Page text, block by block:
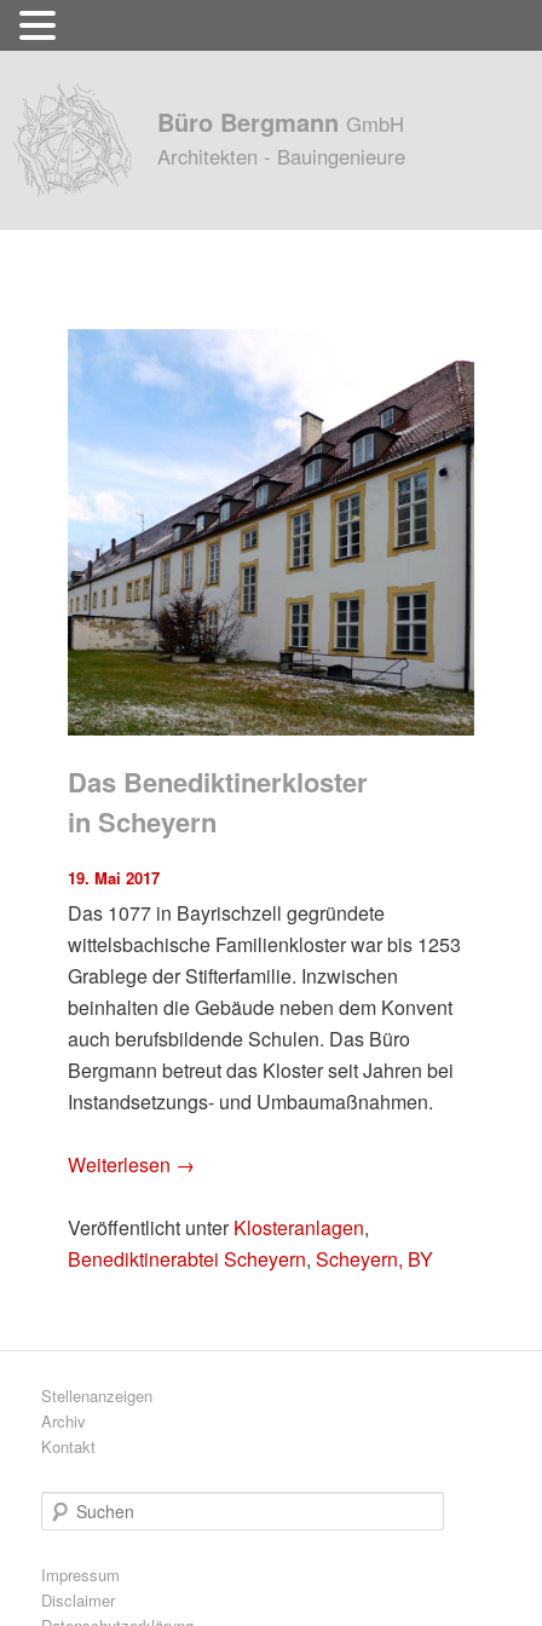
Büro Bergmann GmbH
Architekten - Bauingenieure
Das Benediktinerkloster
in Scheyern
19. Mai 2017
Das 1077 in Bayrischzell gegründete
wittelsbachische Familienkloster war bis 1253
Grablege der Stifterfamilie. Inzwischen
beinhalten die Gebäude neben dem Konvent
auch berufsbildende Schulen. Das Büro
Bergmann betreut das Kloster seit Jahren bei
Instandsetzungs- und Umbaumaßnahmen.
Weiterlesen →
Veröffentlicht unter Klosteranlagen,
Benediktinerabtei Scheyern,Scheyern, BY
Stellenanzeigen
Archiv
Kontakt
u
h
e
n
Impressum
Disclaimer